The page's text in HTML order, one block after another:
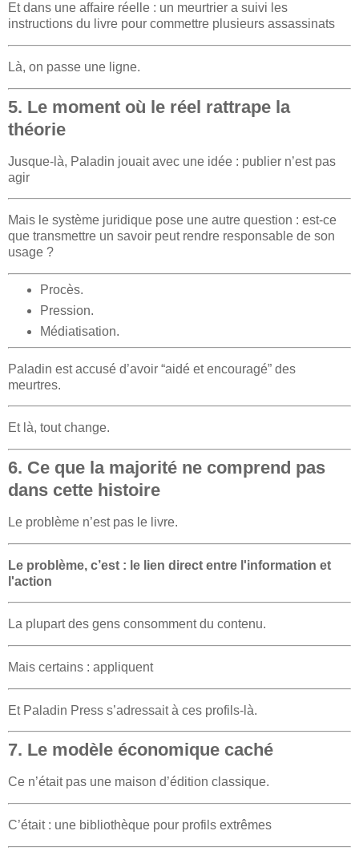
Et dans une affaire réelle : un meurtrier a suivi les
instructions du livre pour commettre plusieurs assassinats
Là, on passe une ligne.
5. Le moment où le réel rattrape la
théorie
Jusque-là, Paladin jouait avec une idée : publier n’est pas
agir
Mais le système juridique pose une autre question : est-ce
que transmettre un savoir peut rendre responsable de son
usage ?
Procès.
Pression.
Médiatisation.
Paladin est accusé d’avoir “aidé et encouragé” des
meurtres.
Et là, tout change.
6. Ce que la majorité ne comprend pas
dans cette histoire
Le problème n’est pas le livre.
Le problème, c’est : le lien direct entre l'information et
l'action
La plupart des gens consomment du contenu.
Mais certains : appliquent
Et Paladin Press s’adressait à ces profils-là.
7. Le modèle économique caché
Ce n’était pas une maison d’édition classique.
C’était : une bibliothèque pour profils extrêmes